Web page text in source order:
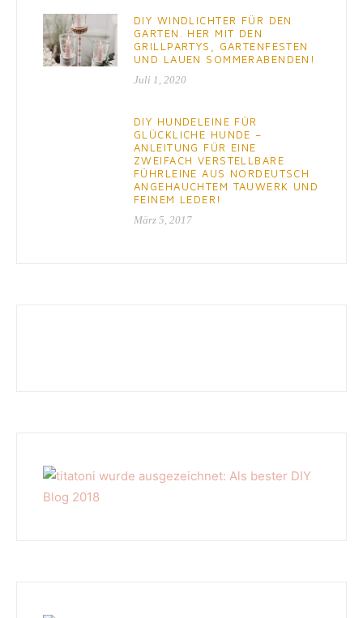
DIY WINDLICHTER FÜR DEN
GARTEN. HER MIT DEN
GRILLPARTYS, GARTENFESTEN
UND LAUEN SOMMERABENDEN!
Juli 1, 2020
DIY HUNDELEINE FÜR
GLÜCKLICHE HUNDE –
ANLEITUNG FÜR EINE
ZWEIFACH VERSTELLBARE
FÜHRLEINE AUS NORDEUTSCH
ANGEHAUCHTEM TAUWERK UND
FEINEM LEDER!
März 5, 2017